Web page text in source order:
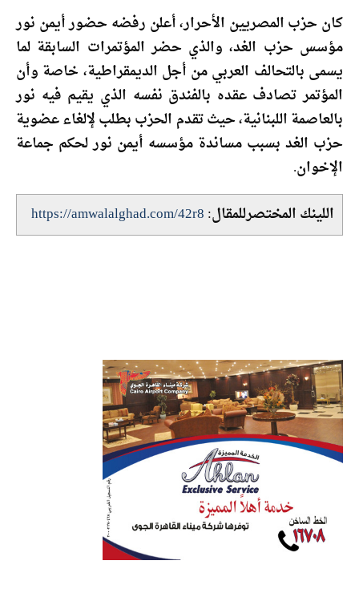
كان حزب المصريين الأحرار، أعلن رفضه حضور أيمن نور
مؤسس حزب الغد، والذي حضر المؤتمرات السابقة لما
يسمى بالتحالف العربي من أجل الديمقراطية، خاصة وأن
المؤتمر تصادف عقده بالفندق نفسه الذي يقيم فيه نور
بالعاصمة اللبنانية، حيث تقدم الحزب بطلب لإلغاء عضوية
حزب الغد بسبب مساندة مؤسسه أيمن نور لحكم جماعة
الإخوان.
اللينك المختصرللمقال:https://amwalalghad.com/42r8